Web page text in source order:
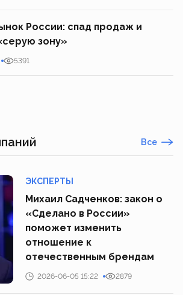
России: спад продаж и
зону»
5391
Все
ЭКСПЕРТЫ
Михаил Садченков: закон о
«Сделано в России»
поможет изменить
отношение к
отечественным брендам
2026-06-05 15:22 2879